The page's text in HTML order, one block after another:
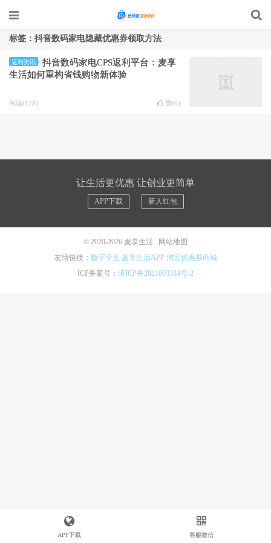
标签：抖音数码家电隐藏优惠券领取方法
返利资讯
抖音数码家电CPS返利平台：麦享
生活如何重构省钱购物新体验
阅读(128) 赞(0)
让生活更优惠 让创业更简单
APP下载 新人红包
© 2020-2026 麦享生活
网站地图
友情链接： 数字孪生 麦享生活APP 淘宝优惠券商城
ICP备案号： 滇ICP备2021003384号-2
APP下载 客服微信